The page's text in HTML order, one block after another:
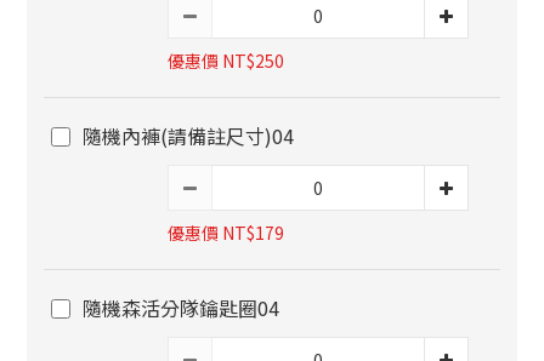
優惠價 NT$250
隨機內褲(請備註尺寸)04
優惠價 NT$179
隨機森活分隊鑰匙圈04